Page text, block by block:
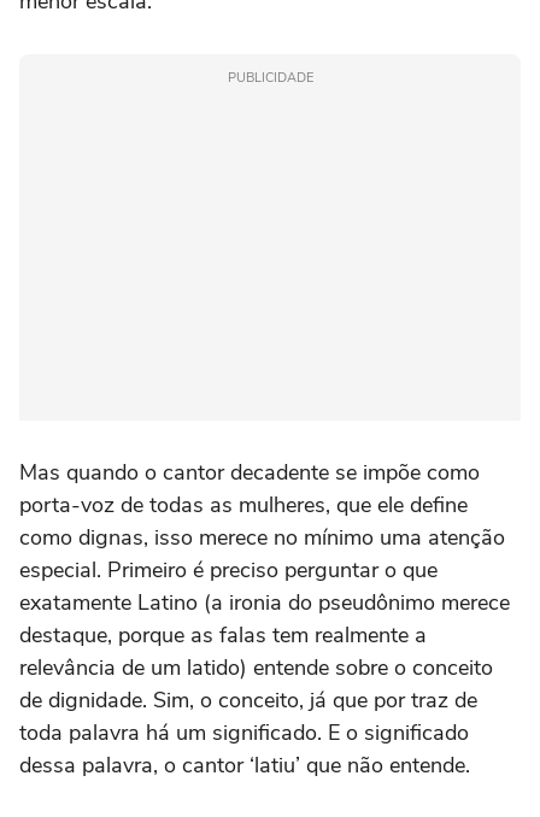
PUBLICIDADE
Mas quando o cantor decadente se impõe como
porta-voz de todas as mulheres, que ele define
como dignas, isso merece no mínimo uma atenção
especial. Primeiro é preciso perguntar o que
exatamente Latino (a ironia do pseudônimo merece
destaque, porque as falas tem realmente a
relevância de um latido) entende sobre o conceito
de dignidade. Sim, o conceito, já que por traz de
toda palavra há um significado. E o significado
dessa palavra, o cantor ‘latiu’ que não entende.